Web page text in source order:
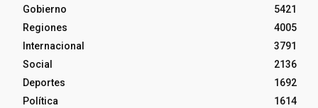
Gobierno
5421
Regiones
4005
Internacional
3791
Social
2136
Deportes
1692
Política
1614